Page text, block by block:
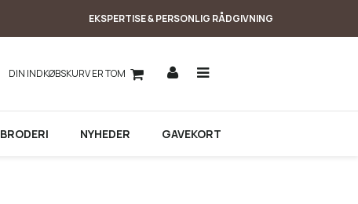
EKSPERTISE & PERSONLIG RÅDGIVNING
DIN INDKØBSKURV ER TOM
BRODERI NYHEDER GAVEKORT